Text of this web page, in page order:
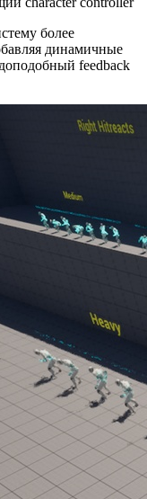
более
динамичные
feedback